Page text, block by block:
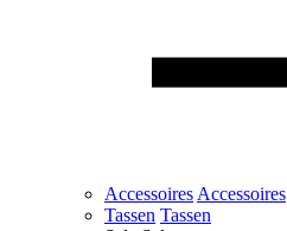
Accessoires Accessoires
Tassen Tassen